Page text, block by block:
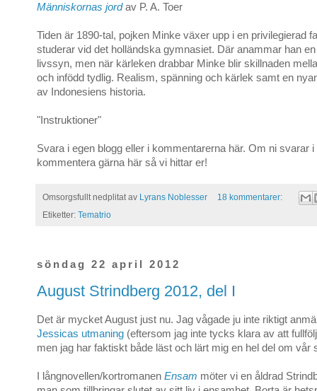
Människornas jordav P. A. Toer
Tiden är 1890-tal, pojken Minke växer upp i en privilegierad
studerar vid det holländska gymnasiet. Där anammar han
livssyn, men när kärleken drabbar Minke blir skillnaden
och infödd tydlig. Realism, spänning och kärlek samt en
av Indonesiens historia.
"Instruktioner"
Svara i egen blogg eller i kommentarerna här. Om ni svarar i
kommentera gärna här så vi hittar er!
Omsorgsfullt nedplitat av Lyrans Noblesser
18 kommentarer:
Etiketter: Tematrio
söndag 22 april 2012
August Strindberg 2012, del I
Det är mycket August just nu. Jag vågade ju inte riktigt
Jessicas utmaning (eftersom jag inte tycks klara av att
men jag har faktiskt både läst och lärt mig en hel del om vår
I långnovellen/kortromanen Ensam möter vi en åldrad